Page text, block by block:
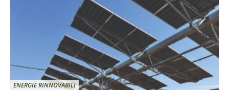
ENERGIE RINNOVABILI